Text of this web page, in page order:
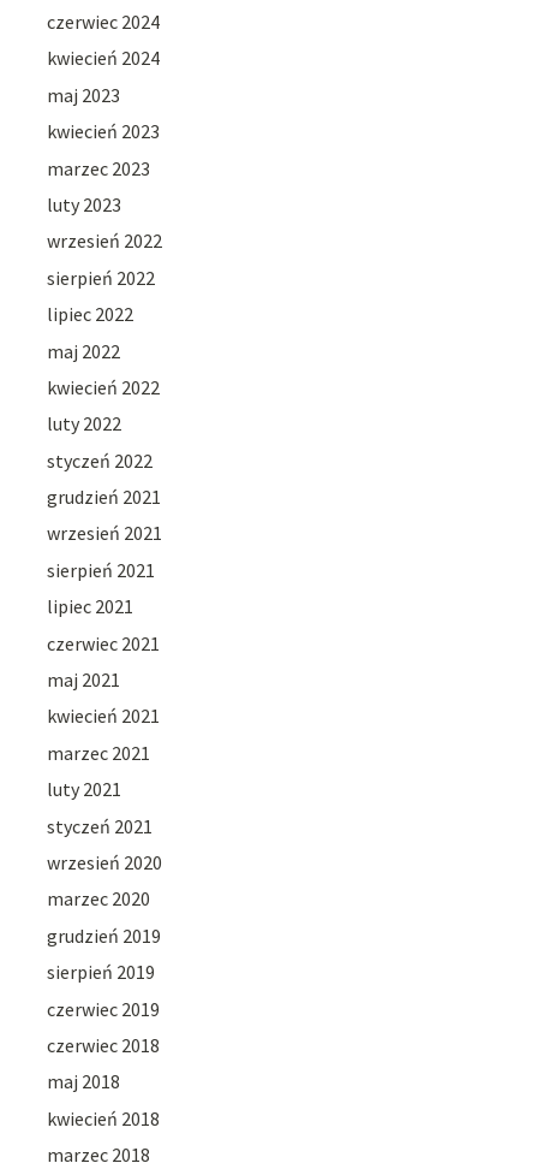
czerwiec 2024
kwiecień 2024
maj 2023
kwiecień 2023
marzec 2023
luty 2023
wrzesień 2022
sierpień 2022
lipiec 2022
maj 2022
kwiecień 2022
luty 2022
styczeń 2022
grudzień 2021
wrzesień 2021
sierpień 2021
lipiec 2021
czerwiec 2021
maj 2021
kwiecień 2021
marzec 2021
luty 2021
styczeń 2021
wrzesień 2020
marzec 2020
grudzień 2019
sierpień 2019
czerwiec 2019
czerwiec 2018
maj 2018
kwiecień 2018
marzec 2018